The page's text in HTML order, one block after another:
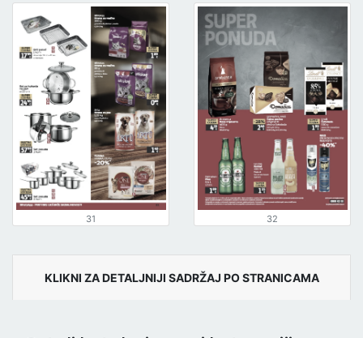
31 32
KLIKNI ZA DETALJNIJI SADRŽAJ PO STRANICAMA